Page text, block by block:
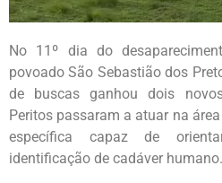
No 11º dia do
povoado São Sebastião dos
de buscas ganhou dois
Peritos passaram a atuar na
específica capaz de
identificação de cadáver humano.